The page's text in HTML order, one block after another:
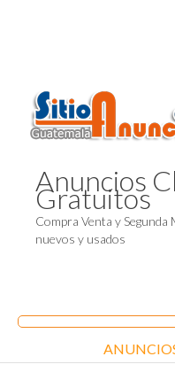
Anuncios
Gratuitos
Compra Venta y
nuevos y usados